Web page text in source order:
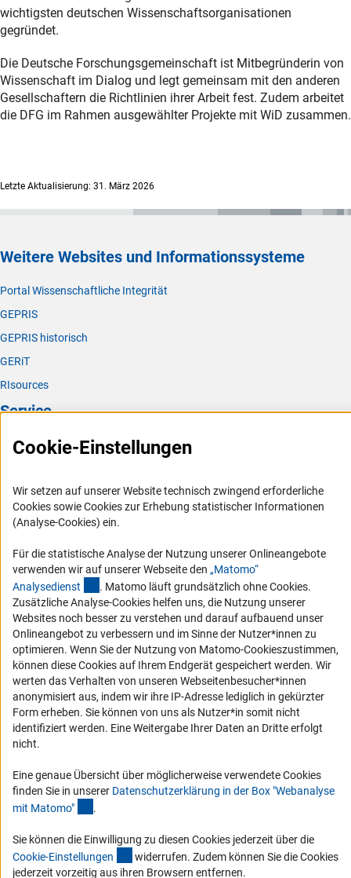
wichtigsten deutschen Wissenschaftsorganisationen
gegründet.
Die Deutsche Forschungsgemeinschaft ist Mitbegründerin von
Wissenschaft im Dialog und legt gemeinsam mit den anderen
Gesellschaftern die Richtlinien ihrer Arbeit fest. Zudem arbeitet
die DFG im Rahmen ausgewählter Projekte mit WiD zusammen.
Letzte Aktualisierung: 31. März 2026
Weitere Websites und Informationssysteme
Portal Wissenschaftliche Integrität
GEPRIS
GEPRIS historisch
GERiT
RIsources
Service
Presse
Karriere
Logo und Corporate Design
Compliance
Vergabeverfahren
Barrierefreiheit
Service und Informationen für Menschen mit Behinderungen
Erklärung zur Barrierefreiheit
Barriere melden
DFG-aktuell
schauen Sie sich die Ausgaben online an.
Zum Newsletter
Cookie-Einstellungen
Wir setzen auf unserer Website technisch zwingend erforderliche
Cookies sowie Cookies zur Erhebung statistischer Informationen
(Analyse-Cookies) ein.
Für die statistische Analyse der Nutzung unserer Onlineangebote
verwenden wir auf unserer Webseite den „Matomo“
Analysedienst (externer Link)
. Matomo läuft grundsätzlich ohne Cookies.
Zusätzliche Analyse-Cookies helfen uns, die Nutzung unserer
Websites noch besser zu verstehen und darauf aufbauend unser
Onlineangebot zu verbessern und im Sinne der Nutzer*innen zu
optimieren. Wenn Sie der Nutzung von Matomo-Cookieszustimmen,
können diese Cookies auf Ihrem Endgerät gespeichert werden. Wir
werten das Verhalten von unseren Webseitenbesucher*innen
anonymisiert aus, indem wir ihre IP-Adresse lediglich in gekürzter
Form erheben. Sie können von uns als Nutzer*in somit nicht
identifiziert werden. Eine Weitergabe Ihrer Daten an Dritte erfolgt
nicht.
Eine genaue Übersicht über möglicherweise verwendete Cookies
finden Sie in unserer Datenschutzerklärung in der Box "Webanalyse
mit Matomo" .
Sie können die Einwilligung zu diesen Cookies jederzeit über die
Cookie-Einstellungen (interner Link)
widerrufen. Zudem können Sie die Cookies
jederzeit vorzeitig aus ihren Browsern entfernen.